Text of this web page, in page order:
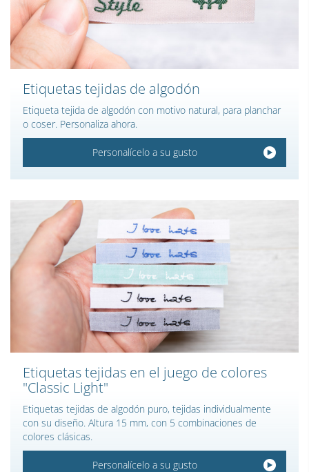
Etiquetas tejidas de algodón
Etiqueta tejida de algodón con motivo natural, para planchar
o coser. Personaliza ahora.
Personalícelo a su gusto
Etiquetas tejidas en el juego de colores
"Classic Light"
Etiquetas tejidas de algodón puro, tejidas individualmente
con su diseño. Altura 15 mm, con 5 combinaciones de
colores clásicas.
Personalícelo a su gusto